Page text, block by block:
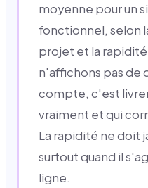
moyenne pour un
fonctionnel, selon
projet et la rapidité
n'affichons pas de
compte, c'est
vraiment et qui
La rapidité ne doit
surtout quand il
ligne.